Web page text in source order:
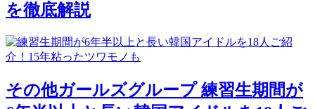
を徹底解説
その他ガールズグループ練習生期間が